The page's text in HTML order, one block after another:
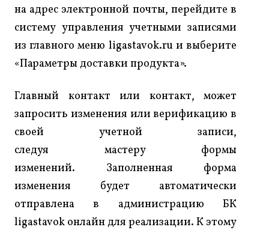
на адрес электронной почты, перейдите в
систему управления учетными записями
из главного меню ligastavok.ru и выберите
«Параметры доставки продукта».
Главный контакт или контакт, может
запросить изменения или верификацию в
своей учетной записи,
следуя мастеру формы
изменений. Заполненная форма
изменения будет автоматически
отправлена в администрацию БК
ligastavok онлайн для реализации. К этому